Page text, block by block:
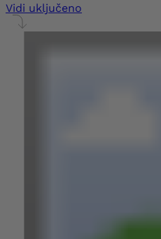
Vidi uključeno